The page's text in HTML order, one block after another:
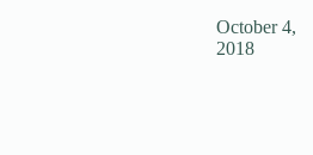
October 4,
2018